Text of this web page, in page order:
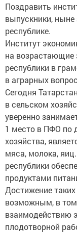
Поздравить
выпускники,
республике.
Институт
на возрастающие
республики в
в аграрных
Сегодня
в сельском
уверенно
1 место в ПФО по
хозяйства,
мяса, молока,
республики
продуктами
Достижение
возможным, в том
взаимодействию
плодотворной